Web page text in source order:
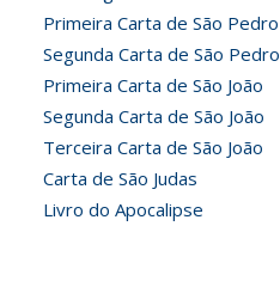
Primeira Carta de São Pedro
Segunda Carta de São Pedro
Primeira Carta de São João
Segunda Carta de São João
Terceira Carta de São João
Carta de São Judas
Livro do Apocalipse